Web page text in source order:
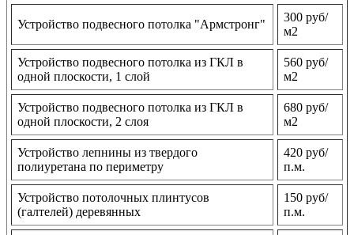
Устройство подвесного потолка "Армстронг"
300 руб/
м2
Устройство подвесного потолка из ГКЛ в
одной плоскости, 1 слой
560 руб/
м2
Устройство подвесного потолка из ГКЛ в
одной плоскости, 2 слоя
680 руб/
м2
Устройство лепнины из твердого
полиуретана по периметру
420 руб/
п.м.
Устройство потолочных плинтусов
(галтелей) деревянных
150 руб/
п.м.